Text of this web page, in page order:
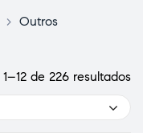
> Outros
de 226 resultados